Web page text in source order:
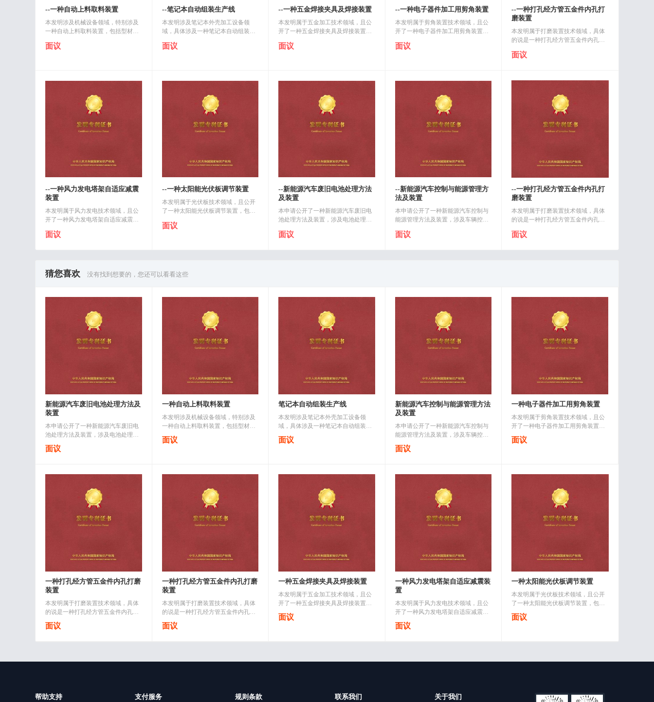
--一种自动上料取料装置
本发明涉及机械设备领域，特别涉及
一种自动上料取料装置，包括型材支
进料皮带线，出料滚筒线倾斜安装在
面议
--笔记本自动组装生产线
本发明涉及笔记本外壳加工设备领
域，具体涉及一种笔记本自动组装生
剥料机构、机械手、生产线、自动下
面议
--一种五金焊接夹具及焊接装置
本发明属于五金加工技术领域，且公
开了一种五金焊接夹具及焊接装置，
位置处的电动气缸，固定安装在所述
面议
--一种电子器件加工用剪角装置
本发明属于剪角装置技术领域，且公
开了一种电子器件加工用剪角装置，
述支撑架呈对称设置在工作台顶部的
面议
--一种打孔经方管五金件内孔打
磨装置
本发明属于打磨装置技术领域，具体
的说是一种打孔经方管五金件内孔打
有可调节打磨组件；所述可调节打磨
面议
--一种风力发电塔架自适应减震
装置
本发明属于风力发电技术领域，且公
开了一种风力发电塔架自适应减震装
有齿轮箱，塔架座的内部安装有减震
面议
--一种太阳能光伏板调节装置
本发明属于光伏板技术领域，且公开
了一种太阳能光伏板调节装置，包括
的顶端外壁通过转动模块设置有固定
面议
--新能源汽车废旧电池处理方法
及装置
本申请公开了一种新能源汽车废旧电
池处理方法及装置，涉及电池处理技
拆解所述多个废旧电池，得多种电池
面议
--新能源汽车控制与能源管理方
法及装置
本申请公开了一种新能源汽车控制与
能源管理方法及装置，涉及车辆控制
生成电池模组，并将所述电池模组安
面议
--一种打孔经方管五金件内孔打
磨装置
本发明属于打磨装置技术领域，具体
的说是一种打孔经方管五金件内孔打
有可调节打磨组件；所述可调节打磨
面议
猜您喜欢 没有找到想要的，您还可以看看这些
新能源汽车废旧电池处理方法及
装置
本申请公开了一种新能源汽车废旧电
池处理方法及装置，涉及电池处理技
术领域，包括：提供多个废旧电池，
拆解所述多个废旧电池，得多种电池
面议
一种自动上料取料装置
本发明涉及机械设备领域，特别涉及
一种自动上料取料装置，包括型材支
架，水平安装在所述型材支架上端是
进料皮带线，出料滚筒线倾斜安装在
面议
笔记本自动组装生产线
本发明涉及笔记本外壳加工设备领
域，具体涉及一种笔记本自动组装生
产线，包括机架及设在机架上的自动
剥料机构、机械手、生产线、自动下
面议
新能源汽车控制与能源管理方法
及装置
本申请公开了一种新能源汽车控制与
能源管理方法及装置，涉及车辆控制
技术领域，包括：通过材料处理模块
生成电池模组，并将所述电池模组安
面议
一种电子器件加工用剪角装置
本发明属于剪角装置技术领域，且公
开了一种电子器件加工用剪角装置，
包括工作台，还包括有：支撑架，所
述支撑架呈对称设置在工作台顶部的
面议
一种打孔经方管五金件内孔打磨
装置
本发明属于打磨装置技术领域，具体
的说是一种打孔经方管五金件内孔打
磨装置，包括底座，所述底座上设置
有可调节打磨组件；所述可调节打磨
面议
一种打孔经方管五金件内孔打磨
装置
本发明属于打磨装置技术领域，具体
的说是一种打孔经方管五金件内孔打
磨装置，包括底座，所述底座上设置
有可调节打磨组件；所述可调节打磨
面议
一种五金焊接夹具及焊接装置
本发明属于五金加工技术领域，且公
开了一种五金焊接夹具及焊接装置，
包括固定设置在所述工作台顶部侧方
位置处的电动气缸，固定安装在所述
面议
一种风力发电塔架自适应减震装
置
本发明属于风力发电技术领域，且公
开了一种风力发电塔架自适应减震装
置，包括塔架座，塔架座的顶端安装
有齿轮箱，塔架座的内部安装有减震
面议
一种太阳能光伏板调节装置
本发明属于光伏板技术领域，且公开
了一种太阳能光伏板调节装置，包括
底板，还包括：转动模块，所述底板
的顶端外壁通过转动模块设置有固定
面议
帮助支持 支付服务 规则条款 联系我们 关于我们